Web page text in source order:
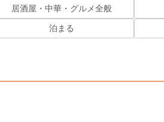
居酒屋・中華・グルメ全般
泊まる